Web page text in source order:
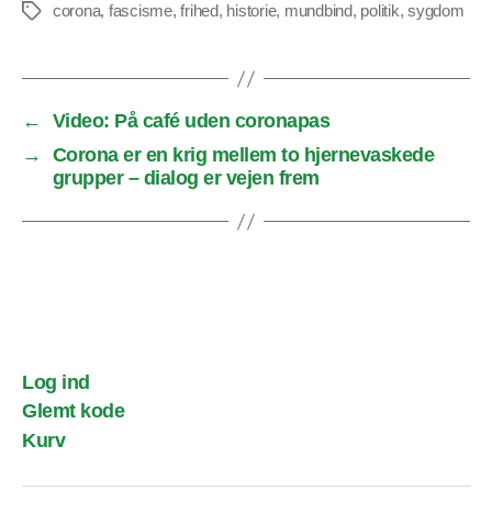
Tagscorona, fascisme,frihed, historie, mundbind, politik,sygdom
←
Video: På café uden coronapas
→
Corona er en krig mellem to hjernevaskede
grupper – dialog er vejen frem
Log ind
Glemt kode
Kurv